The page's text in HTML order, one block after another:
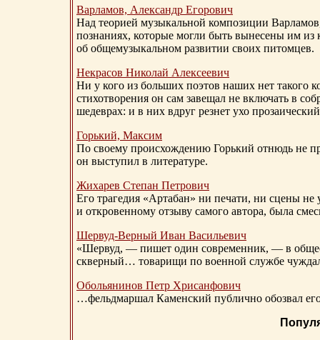
Варламов, Александр Егорович
Над теорией музыкальной композиции
познаниях, которые могли быть вынесены им из
об общемузыкальном развитии своих питомцев.
Некрасов Николай Алексеевич
Ни у кого из больших поэтов наших нет такого
стихотворения он сам завещал не включать в
шедеврах: и в них вдруг резнет ухо
Горький, Максим
По своему происхождению Горький отнюдь не
он выступил в литературе.
Жихарев Степан Петрович
Его трагедия «Артабан» ни печати, ни сцены
и откровенному отзыву самого автора, была
Шервуд-Верный Иван Васильевич
«Шервуд, — пишет один современник, — в
скверный… товарищи по военной службе
Обольянинов Петр Хрисанфович
…фельдмаршал Каменский публично обозвал